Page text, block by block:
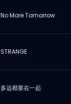
No More Tomorrow
STRANGE
多远都要在一起